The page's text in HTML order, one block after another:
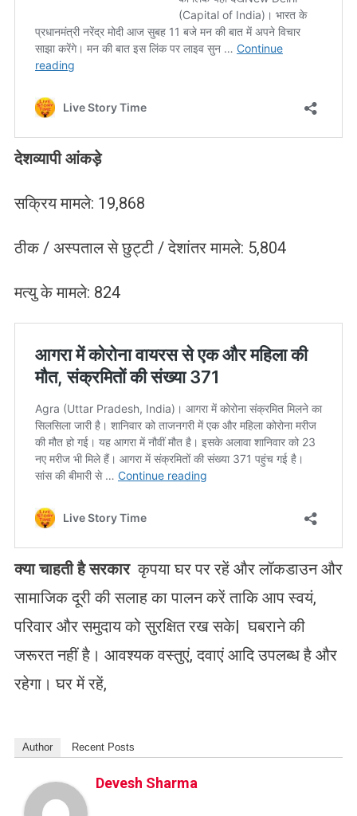
देशव्यापी आंकड़े
सक्रिय मामले: 19,868
ठीक / अस्पताल से छुट्टी / देशांतर मामले: 5,804
मत्यु के मामले: 824
क्या चाहती है सरकारकृपया घर पर रहें और लॉकडाउन और
सामाजिक दूरी की सलाह का पालन करें ताकि आप स्वयं,
परिवार और समुदाय को सुरक्षित रख सके| घबराने की
जरूरत नहीं है। आवश्यक वस्तुएं, दवाएं आदि उपलब्ध है और
रहेगा। घर में रहें,
Author Recent Posts
Devesh Sharma